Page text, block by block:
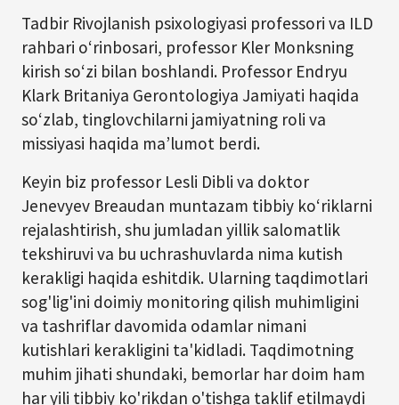
Tadbir Rivojlanish psixologiyasi professori va ILD
rahbari o‘rinbosari, professor Kler Monksning
kirish so‘zi bilan boshlandi. Professor Endryu
Klark Britaniya Gerontologiya Jamiyati haqida
so‘zlab, tinglovchilarni jamiyatning roli va
missiyasi haqida ma’lumot berdi.
Keyin biz professor Lesli Dibli va doktor
Jenevyev Breaudan muntazam tibbiy ko‘riklarni
rejalashtirish, shu jumladan yillik salomatlik
tekshiruvi va bu uchrashuvlarda nima kutish
kerakligi haqida eshitdik. Ularning taqdimotlari
sog'lig'ini doimiy monitoring qilish muhimligini
va tashriflar davomida odamlar nimani
kutishlari kerakligini ta'kidladi. Taqdimotning
muhim jihati shundaki, bemorlar har doim ham
har yili tibbiy ko'rikdan o'tishga taklif etilmaydi